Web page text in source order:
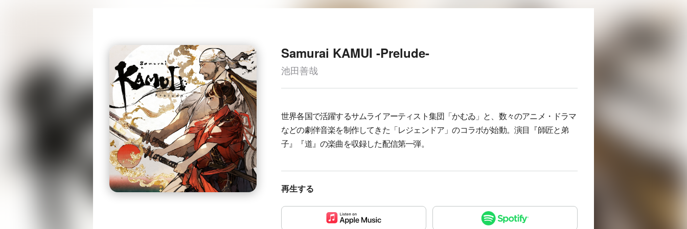
Samurai KAMUI -Prelude-
池田善哉
世界各国で活躍するサムライアーティスト集団「かむゐ」と、数々のアニメ・ドラマ
などの劇伴音楽を制作してきた「レジェンドア」のコラボが始動。演目『師匠と弟
子』『道』の楽曲を収録した配信第一弾。
再生する